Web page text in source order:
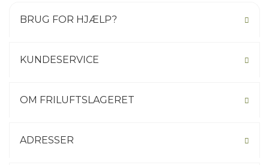
BRUG FOR HJÆLP?
KUNDESERVICE
OM FRILUFTSLAGERET
ADRESSER